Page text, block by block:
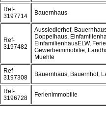
Ref-
3197714
Bauernhaus
Ref-
3197482
Aussiedlerhof,
Doppelhaus,
EinfamilienhausELW,
Gewerbeimmobilie,
Muehle
Ref-
3197308
Bauernhaus, Bauernhof,
Ref-
3196728
Ferienimmobilie